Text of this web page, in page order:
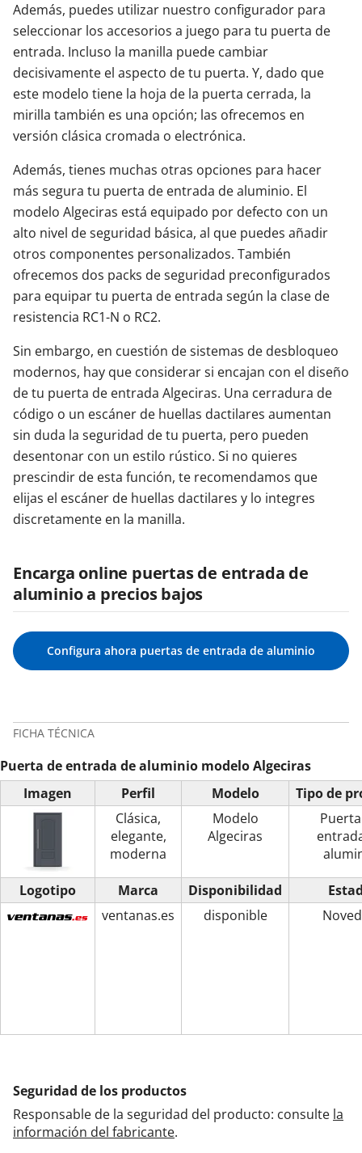
Además, puedes utilizar nuestro configurador para
seleccionar los accesorios a juego para tu puerta de
entrada. Incluso la manilla puede cambiar
decisivamente el aspecto de tu puerta. Y, dado que
este modelo tiene la hoja de la puerta cerrada, la
mirilla también es una opción; las ofrecemos en
versión clásica cromada o electrónica.
Además, tienes muchas otras opciones para hacer
más segura tu puerta de entrada de aluminio. El
modelo Algeciras está equipado por defecto con un
alto nivel de seguridad básica, al que puedes añadir
otros componentes personalizados. También
ofrecemos dos packs de seguridad preconfigurados
para equipar tu puerta de entrada según la clase de
resistencia RC1-N o RC2.
Sin embargo, en cuestión de sistemas de desbloqueo
modernos, hay que considerar si encajan con el diseño
de tu puerta de entrada Algeciras. Una cerradura de
código o un escáner de huellas dactilares aumentan
sin duda la seguridad de tu puerta, pero pueden
desentonar con un estilo rústico. Si no quieres
prescindir de esta función, te recomendamos que
elijas el escáner de huellas dactilares y lo integres
discretamente en la manilla.
Encarga online puertas de entrada de
aluminio a precios bajos
Configura ahora puertas de entrada de aluminio
FICHA TÉCNICA
Puerta de entrada de aluminio modelo Algeciras
Imagen
Perfil
Clásica,
elegante,
moderna
Modelo
Modelo
Algeciras
Tipo de
Logotipo
Marca
ventanas.es
Disponibilidad
disponible
Seguridad de los productos
Responsable de la seguridad del producto: consulte la
información del fabricante.